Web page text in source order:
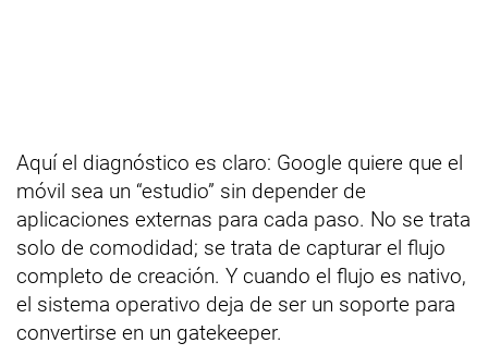
Aquí el diagnóstico es claro: Google quiere que el
móvil sea un “estudio” sin depender de
aplicaciones externas para cada paso. No se trata
solo de comodidad; se trata de capturar el flujo
completo de creación. Y cuando el flujo es nativo,
el sistema operativo deja de ser un soporte para
convertirse en un gatekeeper.